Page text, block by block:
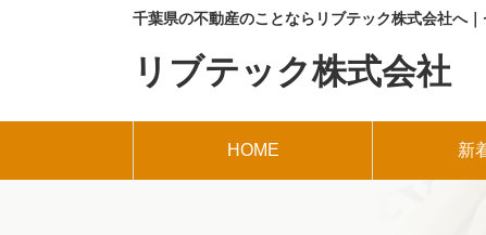
千葉県の不動産のことならリブテック株式会社へ
リブテック株式会社
HOME 新